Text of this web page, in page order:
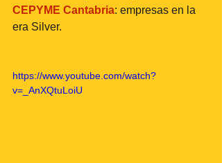
CEPYME Cantabria: empresas en la
era Silver.
https://www.youtube.com/watch?
v=_AnXQtuLoiU